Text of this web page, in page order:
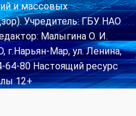
и массовых
Учредитель: ГБУ НАО
Малыгина О. И.
г.Нарьян-Мар, ул. Ленина,
64-80 Настоящий ресурс
12+